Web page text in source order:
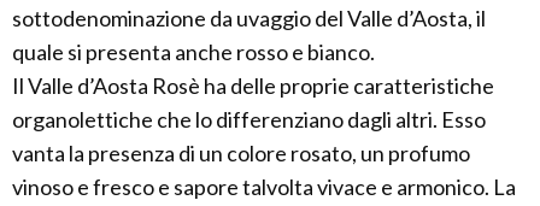
sottodenominazione da uvaggio del Valle d’Aosta, il
quale si presenta anche rosso e bianco.
Il Valle d’Aosta Rosè ha delle proprie caratteristiche
organolettiche che lo differenziano dagli altri. Esso
vanta la presenza di un colore rosato, un profumo
vinoso e fresco e sapore talvolta vivace e armonico. La